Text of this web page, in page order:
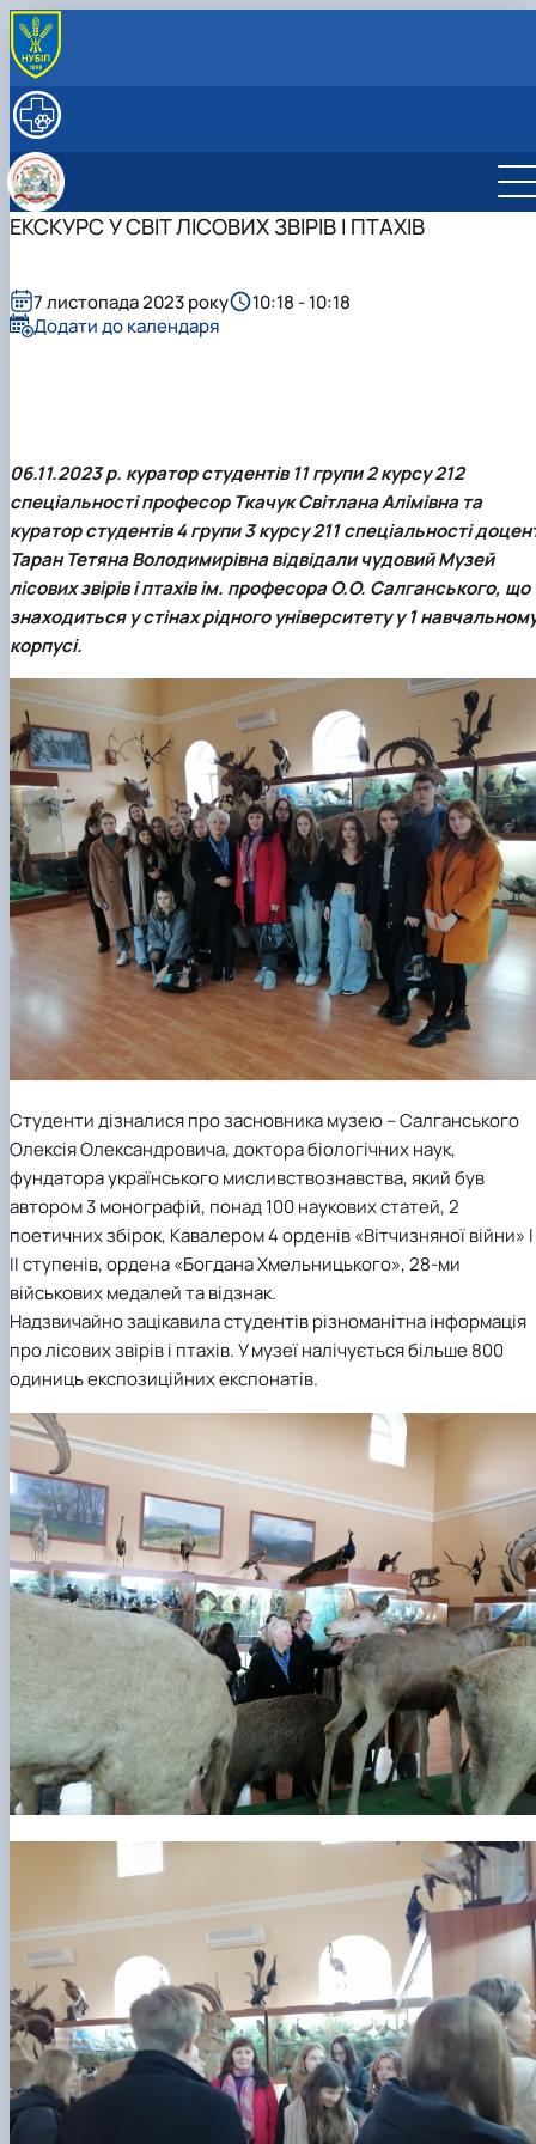
ПРО КАФЕДРУ
НАУКОВА РОБОТА
Студентський науковий гурток
дорадництво у ветеринарно-санітарній…
Наукова діяльність
МІЖНАРОДНА ДІЯЛЬНІСТЬ
Міжнародні проекти
Модуль Жана Моне "Інтеграція політики та
засад Єдиного здоров'я ЄС в Україні" (…
ЕКСКУРС У СВІТ ЛІСОВИХ ЗВІРІВ І ПТАХІВ
06.11.2023 р. куратор студентів 11 групи 2 курсу 212
спеціальності професорТкачук Світлана Алімівната
куратор студентів 4 групи 3 курсу 211 спеціальності
Таран Тетяна Володимирівнавідвідали чудовий Музей
лісових звірів і птахів ім. професора О.О. Салганського, що
знаходиться у стінах рідного університету у 1
корпусі.
Студенти дізналися про засновника музею – Салганського
Олексія Олександровича, доктора біологічних наук,
фундатора українського мисливствознавства, який був
автором 3 монографій, понад 100 наукових статей, 2
поетичних збірок, Кавалером 4 орденів «Вітчизняної війни» I
II ступенів, ордена «Богдана Хмельницького», 28-ми
військових медалей та відзнак.
Надзвичайно зацікавила студентів різноманітна інформація
про лісових звірів і птахів. У музеї налічується більше 800
одиниць експозиційних експонатів.
7 листопада 2023 року
10:18 - 10:18
Додати до календаря